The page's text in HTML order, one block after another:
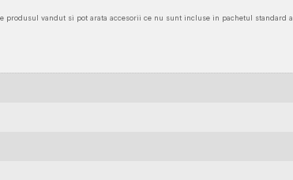
vandut si pot arata accesorii ce nu sunt incluse in pachetul standard al